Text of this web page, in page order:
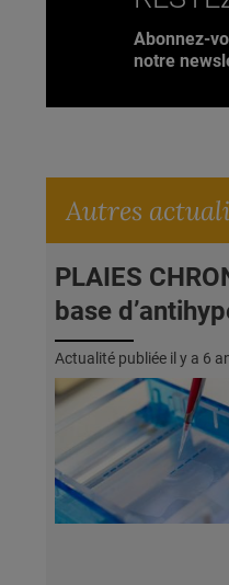
Abonnez-
notre
Autres
PLAIES
base
Actualité publiée il y a 6